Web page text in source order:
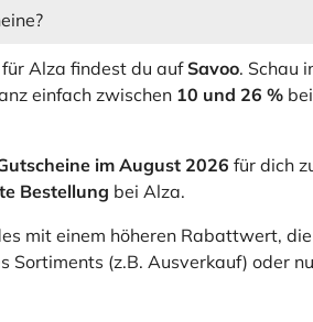
Alza findest du aufSavoo. Schau
einfach zwischen 10 und 26 %
im August 2026 für dich
Bestellung bei Alza.
mit einem höheren Rabattwert,
Sortiments (z.B. Ausverkauf) oder